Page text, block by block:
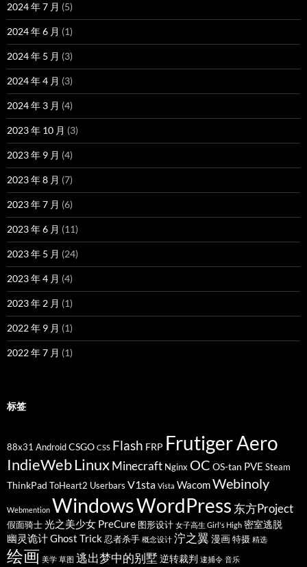
2024 年 7 月 (5)
2024 年 6 月 (1)
2024 年 5 月 (3)
2024 年 4 月 (3)
2024 年 3 月 (4)
2023 年 10 月 (3)
2023 年 9 月 (4)
2023 年 8 月 (7)
2023 年 7 月 (6)
2023 年 6 月 (11)
2023 年 5 月 (24)
2023 年 4 月 (4)
2023 年 2 月 (1)
2022 年 9 月 (1)
2022 年 7 月 (1)
标签
88x31 Android CSGO CSS Flash FRP Frutiger Aero
IndieWebLinuxMinecraft Nginx OC OS-tan PVE Steam
ThinkPad ToHeart2 Userbars V1sta Vista WacomWebinoly
Webmention WindowsWordPress 东方Project
假面骑士 光之美少女 PreCure 图形设计 女子高生 Girl's High 密室逃脱
幽灵诡计 Ghost Trick 忍者杀手 概念设计 泞之翼漫画 特摄 精选
绘画 美学 草图 逃出梦中的别墅 逆转裁判 逮捕令 音乐